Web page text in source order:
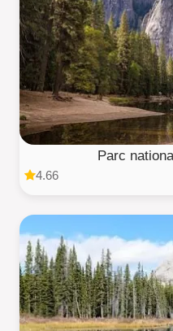
Parc
4.66